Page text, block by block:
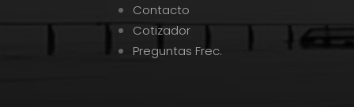
Contacto
Cotizador
Preguntas Frec.